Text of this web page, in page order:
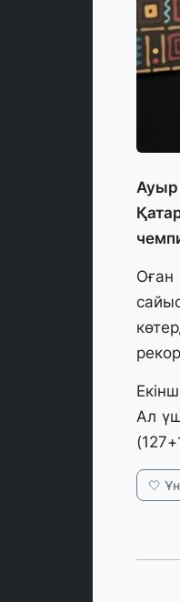
Оған
Ал
🤍